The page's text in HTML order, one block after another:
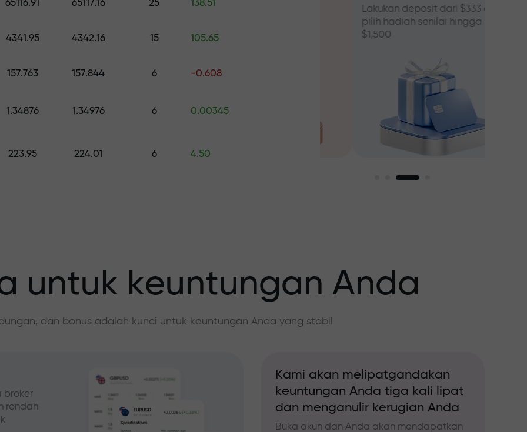
hadiah senilai hingga $1,500
risiko — kami
Anda
—
65116.91 65117.16 25 138.51
4341.95 4342.16 15 105.65
157.763 157.844 6 -0.608
1.34876 1.34976 6 0.00345
223.95 224.01 6 4.50
dan webinar untuk semua level
crypto, and futures
Lakukan deposit dari $333 dan
pilih hadiah senilai hingga
untuk keuntungan Anda
dan bonus adalah kunci untuk keuntungan Anda yang stabil
broker
rendah
Kami akan melipatgandakan
keuntungan Anda tiga kali lipat
dan menganulir kerugian Anda
Buka akun dan Anda akan mendapatkan